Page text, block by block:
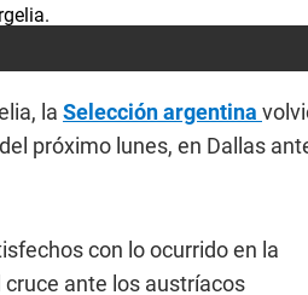
la Selección argentina
próximo lunes, en Dallas
con lo ocurrido en la
ante los austríacos